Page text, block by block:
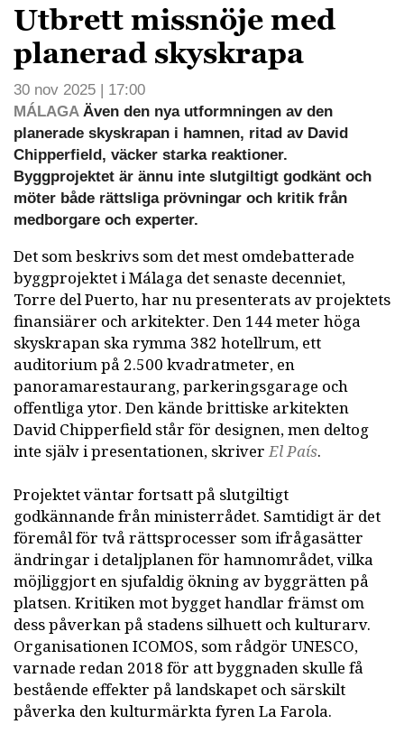
Utbrett missnöje med
planerad skyskrapa
30 nov 2025 | 17:00
MÁLAGAÄven den nya utformningen av den
planerade skyskrapan i hamnen, ritad av David
Chipperfield, väcker starka reaktioner.
Byggprojektet är ännu inte slutgiltigt godkänt och
möter både rättsliga prövningar och kritik från
medborgare och experter.
Det som beskrivs som det mest omdebatterade
byggprojektet i Málaga det senaste decenniet,
Torre del Puerto, har nu presenterats av projektets
finansiärer och arkitekter. Den 144 meter höga
skyskrapan ska rymma 382 hotellrum, ett
auditorium på 2.500 kvadratmeter, en
panoramarestaurang, parkeringsgarage och
offentliga ytor. Den kände brittiske arkitekten
David Chipperfield står för designen, men deltog
inte själv i presentationen, skriverEl País.
Projektet väntar fortsatt på slutgiltigt
godkännande från ministerrådet. Samtidigt är det
föremål för två rättsprocesser som ifrågasätter
ändringar i detaljplanen för hamnområdet, vilka
möjliggjort en sjufaldig ökning av byggrätten på
platsen. Kritiken mot bygget handlar främst om
dess påverkan på stadens silhuett och kulturarv.
Organisationen ICOMOS, som rådgör UNESCO,
varnade redan 2018 för att byggnaden skulle få
bestående effekter på landskapet och särskilt
påverka den kulturmärkta fyren La Farola.